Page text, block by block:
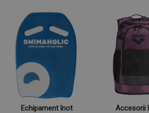
Echipament înot Accesorii